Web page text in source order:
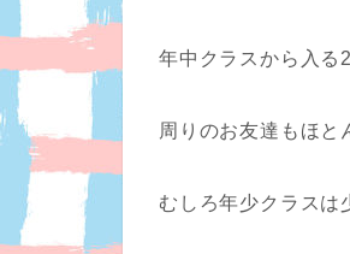
年中クラスから入る
周りのお友達もほと
むしろ年少クラスは